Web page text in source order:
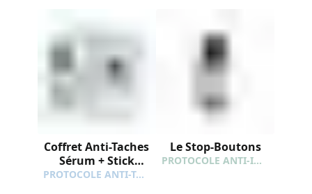
Coffret Anti-Taches
Sérum + Stick
Solaire SPF50+PROTOCOLE ANTI-TACHES
Le Stop-Boutons
PROTOCOLE ANTI-IMPERFECTIONS